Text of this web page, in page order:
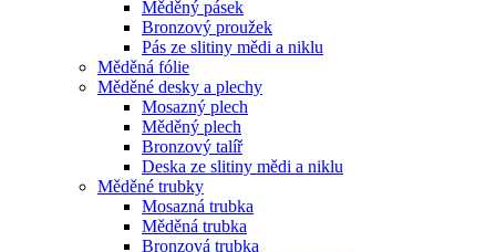
Měděný pásek
Bronzový proužek
Pás ze slitiny mědi a niklu
Měděná fólie
Měděné desky a plechy
Mosazný plech
Měděný plech
Bronzový talíř
Deska ze slitiny mědi a niklu
Měděné trubky
Mosazná trubka
Měděná trubka
Bronzová trubka